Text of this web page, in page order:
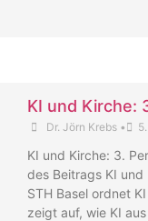
KI und Kirche:
Dr. Jörn Krebs •
KI und Kirche: 3.
des Beitrags KI und
STH Basel ordnet
zeigt auf, wie KI